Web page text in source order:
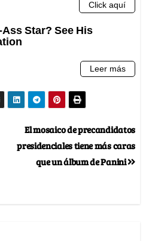
El mosaico de precandidatos
presidenciales tiene más caras
que un álbum de Panini